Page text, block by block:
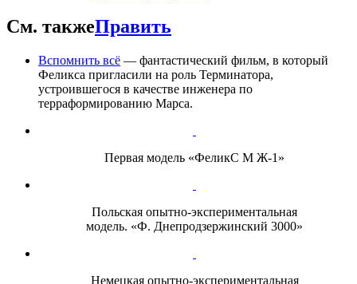
См. такжеПравить
Вспомнить всё — фантастический фильм, в который
Феликса пригласили на роль Терминатора,
устроившегося в качестве инженера по
терраформированию Марса.
Первая модель «ФеликС М Ж-1»
Польская опытно-экспериментальная
модель. «Ф. Днепродзержинский 3000»
Немецкая опытно-экспериментальная